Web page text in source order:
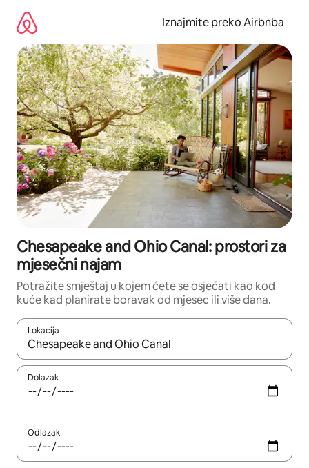
sadržaj
Iznajmite preko Airbnba
Chesapeake and Ohio Canal: prostori za
mjesečni najam
Potražite smještaj u kojem ćete se osjećati kao kod
kuće kad planirate boravak od mjesec ili više dana.
Lokacija
Kada budu dostupni rezultati, moći ćete ih pregledati
Dolazak
Odlazak